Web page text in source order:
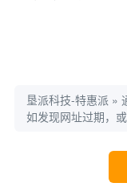
垦派科技-特惠派 »
如发现网址过期，